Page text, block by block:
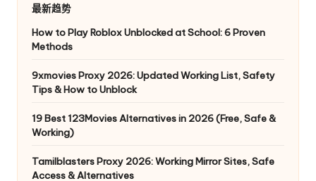
ro
最新趋势
How to Play Roblox Unblocked at School: 6 Proven
Methods
9xmovies Proxy 2026: Updated Working List, Safety
Tips & How to Unblock
19 Best 123Movies Alternatives in 2026 (Free, Safe &
Working)
Tamilblasters Proxy 2026: Working Mirror Sites, Safe
Access & Alternatives